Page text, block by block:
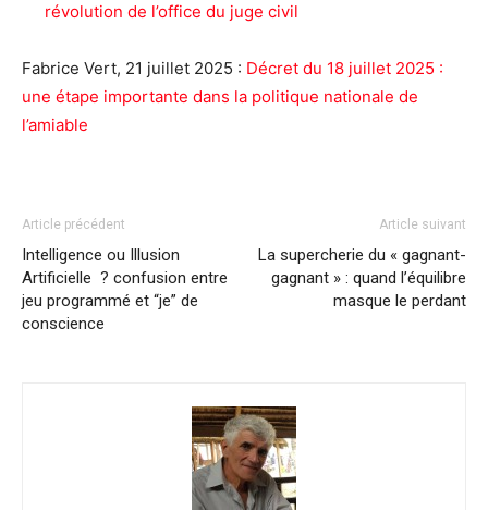
révolution de l’office du juge civil
Fabrice Vert, 21 juillet 2025 : Décret du 18 juillet 2025 :
une étape importante dans la politique nationale de
l’amiable
Article précédent
Intelligence ou Illusion
Artificielle ? confusion entre
jeu programmé et “je” de
conscience
Article suivant
La supercherie du « gagnant-
gagnant » : quand l’équilibre
masque le perdant